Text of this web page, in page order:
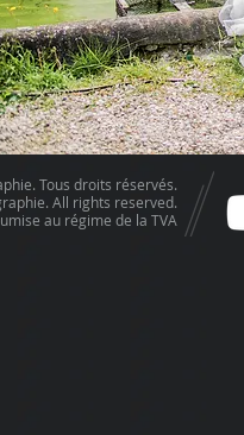
Tous droits réservés.
All rights reserved.
au régime de la TVA